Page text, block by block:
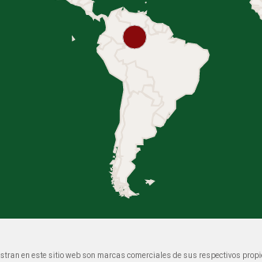
en este sitio web son marcas comerciales de sus respectivos